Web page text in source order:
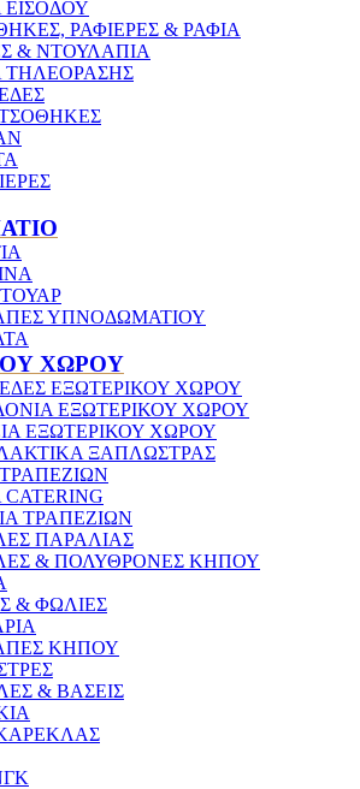
ΡΑΦΙΕΡΕΣ & ΡΑΦΙΑ
& ΝΤΟΥΛΑΠΙΑ
ΤΗΛΕΟΡΑΣΗΣ
ΥΠΝΟΔΩΜΑΤΙΟΥ
ΧΩΡΟΥ
ΕΞΩΤΕΡΙΚΟΥ ΧΩΡΟΥ
ΕΞΩΤΕΡΙΚΟΥ ΧΩΡΟΥ
ΕΞΩΤΕΡΙΚΟΥ ΧΩΡΟΥ
ΞΑΠΛΩΣΤΡΑΣ
ΤΡΑΠΕΖΙΩΝ
ΠΑΡΑΛΙΑΣ
& ΠΟΛΥΘΡΟΝΕΣ ΚΗΠΟΥ
& ΦΩΛΙΕΣ
ΚΗΠΟΥ
& ΒΑΣΕΙΣ